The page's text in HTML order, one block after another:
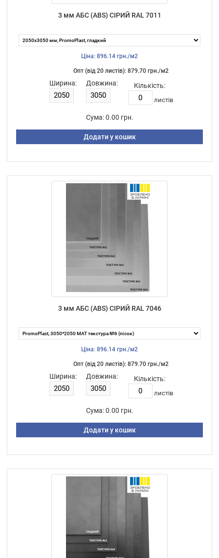
3 мм АБС (ABS) СІРИЙ RAL 7011
Ціна: 896.14 грн./м2
Опт (від 20 листiв): 879.70 грн./м2
Ширина: Довжина: Кількість:
листiв
Сума: 0.00 грн.
Додати у кошик
3 мм АБС (ABS) СІРИЙ RAL 7046
Ціна: 896.14 грн./м2
Опт (від 20 листiв): 879.70 грн./м2
Ширина: Довжина: Кількість:
листiв
Сума: 0.00 грн.
Додати у кошик